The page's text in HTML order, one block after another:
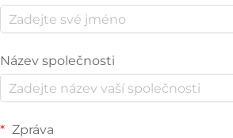
Název společnosti
Zpráva